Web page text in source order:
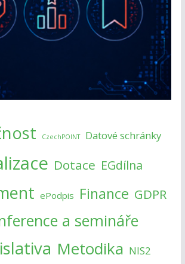
CzechPOINT Datové schránky
Dotace EGdílna
ePodpis Finance GDPR
a semináře
Metodika NIS2